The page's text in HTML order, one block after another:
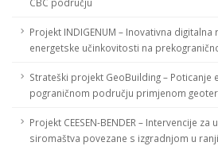
Projekt INDIGENUM – Inovativna
energetske učinkovitosti na
Strateški projekt GeoBuilding – Poticanje
pograničnom području primjenom
Projekt CEESEN-BENDER – Intervencije
siromaštva povezane s izgradnjom u